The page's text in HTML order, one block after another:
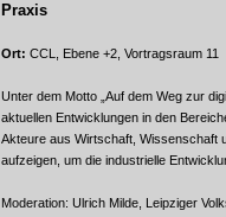
Praxis
Ort: CCL, Ebene +2, Vortragsraum 11
Unter dem Motto „Auf dem Weg zur
aktuellen Entwicklungen in den
Akteure aus Wirtschaft, Wissenschaft
aufzeigen, um die industrielle
Moderation: Ulrich Milde, Leipziger